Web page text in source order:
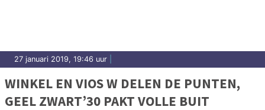
27 januari 2019, 19:46 uur
WINKEL EN VIOS W DELEN DE PUNTEN,
GEEL ZWART’30 PAKT VOLLE BUIT